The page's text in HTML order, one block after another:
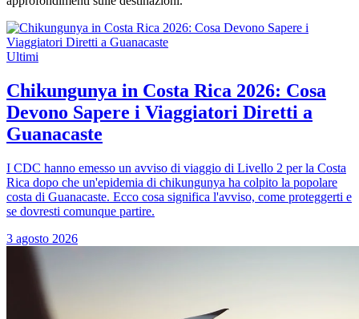
Ultimi
Chikungunya in Costa Rica 2026: Cosa
Devono Sapere i Viaggiatori Diretti a
Guanacaste
I CDC hanno emesso un avviso di viaggio di Livello 2 per la Costa
Rica dopo che un'epidemia di chikungunya ha colpito la popolare
costa di Guanacaste. Ecco cosa significa l'avviso, come proteggerti e
se dovresti comunque partire.
3 agosto 2026